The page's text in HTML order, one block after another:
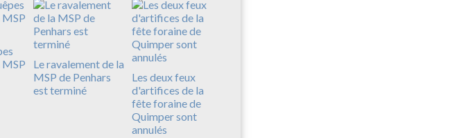
Le ravalement de la
MSP de Penhars
est terminé
Les deux feux
d'artifices de la
fête foraine de
Quimper sont
annulés